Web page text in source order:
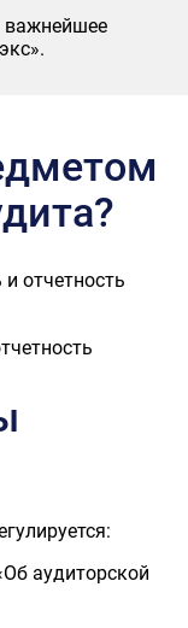
важнейшее
и отчетность
аудиторской